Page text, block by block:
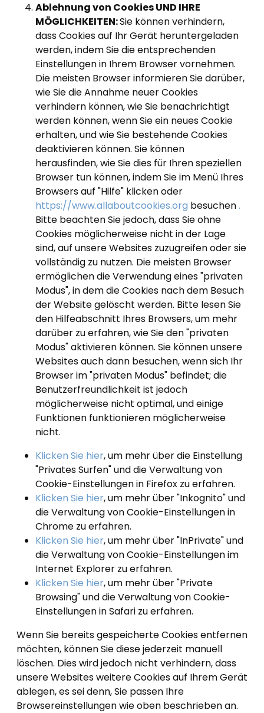
Ablehnung von CookiesUND IHRE
MÖGLICHKEITEN:Sie können verhindern,
dass Cookies auf Ihr Gerät heruntergeladen
werden, indem Sie die entsprechenden
Einstellungen in Ihrem Browser vornehmen.
Die meisten Browser informieren Sie darüber,
wie Sie die Annahme neuer Cookies
verhindern können, wie Sie benachrichtigt
werden können, wenn Sie ein neues Cookie
erhalten, und wie Sie bestehende Cookies
deaktivieren können. Sie können
herausfinden, wie Sie dies für Ihren speziellen
Browser tun können, indem Sie im Menü Ihres
Browsers auf "Hilfe" klicken oder
https://www.allaboutcookies.org besuchen.
Bitte beachten Sie jedoch, dass Sie ohne
Cookies möglicherweise nicht in der Lage
sind, auf unsere Websites zuzugreifen oder sie
vollständig zu nutzen. Die meisten Browser
ermöglichen die Verwendung eines "privaten
Modus", in dem die Cookies nach dem Besuch
der Website gelöscht werden. Bitte lesen Sie
den Hilfeabschnitt Ihres Browsers, um mehr
darüber zu erfahren, wie Sie den "privaten
Modus" aktivieren können. Sie können unsere
Websites auch dann besuchen, wenn sich Ihr
Browser im "privaten Modus" befindet; die
Benutzerfreundlichkeit ist jedoch
möglicherweise nicht optimal, und einige
Funktionen funktionieren möglicherweise
nicht.
Klicken Sie hier, um mehr über die Einstellung
"Privates Surfen" und die Verwaltung von
Cookie-Einstellungen in Firefox zu erfahren.
Klicken Sie hier, um mehr über "Inkognito" und
die Verwaltung von Cookie-Einstellungen in
Chrome zu erfahren.
Klicken Sie hier, um mehr über "InPrivate" und
die Verwaltung von Cookie-Einstellungen im
Internet Explorer zu erfahren.
Klicken Sie hier, um mehr über "Private
Browsing" und die Verwaltung von Cookie-
Einstellungen in Safari zu erfahren.
Wenn Sie bereits gespeicherte Cookies entfernen
möchten, können Sie diese jederzeit manuell
löschen. Dies wird jedoch nicht verhindern, dass
unsere Websites weitere Cookies auf Ihrem Gerät
ablegen, es sei denn, Sie passen Ihre
Browsereinstellungen wie oben beschrieben an.